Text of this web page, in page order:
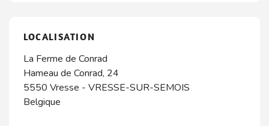
LOCALISATION
La Ferme de Conrad
Hameau de Conrad, 24
5550 Vresse - VRESSE-SUR-SEMOIS
Belgique